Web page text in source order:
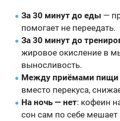
За 30 минут до еды —
помогает не переедать.
За 30 минут до
жировое окисление в
выносливость.
Между приёмами пищи
вместо перекуса,
На ночь — нет: кофеин
сон сам по себе